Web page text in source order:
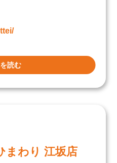
読む
まわり 江坂店